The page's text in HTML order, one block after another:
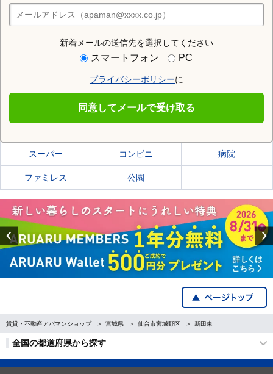
新着メールの送信先を選択してください
スマートフォン PC
プライバシーポリシーに
同意してメールで受け取る
住みたい街の店舗を探す
店舗検索
住む街研究所で仙台市宮城野区の情報を見る
仙台市宮城野区の施設一覧
スーパー コンビニ 病院
ファミレス 公園
Previous
賃貸・不動産アパマンショップ 宮城県 仙台市宮城野区 新田東
全国の都道府県から探す